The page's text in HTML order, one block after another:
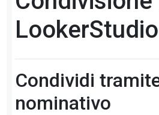
LookerStudio
Condividi
nominativo